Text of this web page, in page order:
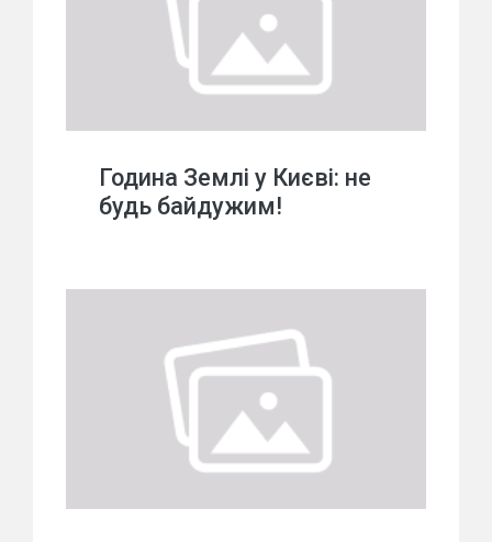
Година Землі у Києві: не
будь байдужим!